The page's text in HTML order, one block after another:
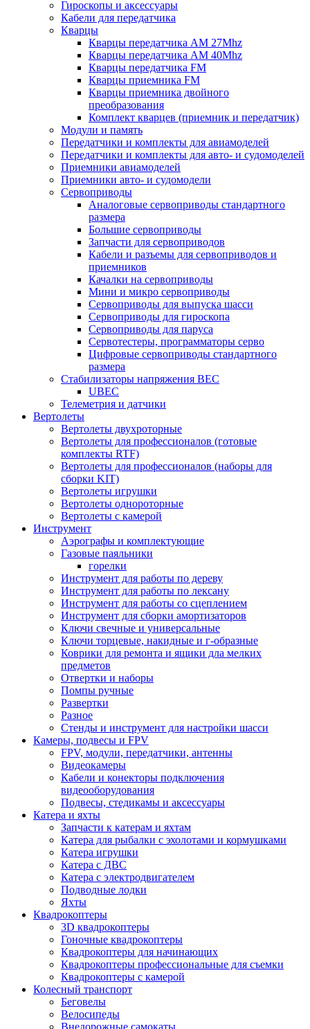
Гироскопы и аксессуары
Кабели для передатчика
Кварцы
Кварцы передатчика AM 27Mhz
Кварцы передатчика AM 40Mhz
Кварцы передатчика FM
Кварцы приемника FM
Кварцы приемника двойного
преобразования
Комплект кварцев (приемник и передатчик)
Модули и память
Передатчики и комплекты для авиамоделей
Передатчики и комплекты для авто- и судомоделей
Приемники авиамоделей
Приемники авто- и судомодели
Сервоприводы
Аналоговые сервоприводы стандартного
размера
Большие сервоприводы
Запчасти для сервоприводов
Кабели и разъемы для сервоприводов и
приемников
Качалки на сервоприводы
Мини и микро сервоприводы
Сервоприводы для выпуска шасси
Сервоприводы для гироскопа
Сервоприводы для паруса
Сервотестеры, программаторы серво
Цифровые сервоприводы стандартного
размера
Стабилизаторы напряжения BEC
UBEC
Телеметрия и датчики
Вертолеты
Вертолеты двухроторные
Вертолеты для профессионалов (готовые
комплекты RTF)
Вертолеты для профессионалов (наборы для
сборки KIT)
Вертолеты игрушки
Вертолеты однороторные
Вертолеты с камерой
Инструмент
Аэрографы и комплектующие
Газовые паяльники
горелки
Инструмент для работы по дереву
Инструмент для работы по лексану
Инструмент для работы со сцеплением
Инструмент для сборки амортизаторов
Ключи свечные и универсальные
Ключи торцевые, накидные и г-образные
Коврики для ремонта и ящики дла мелких
предметов
Отвертки и наборы
Помпы ручные
Развертки
Разное
Стенды и инструмент для настройки шасси
Камеры, подвесы и FPV
FPV, модули, передатчики, антенны
Видеокамеры
Кабели и конекторы подключения
видеооборудования
Подвесы, стедикамы и аксессуары
Катера и яхты
Запчасти к катерам и яхтам
Катера для рыбалки с эхолотами и кормушками
Катера игрушки
Катера с ДВС
Катера с электродвигателем
Подводные лодки
Яхты
Квадрокоптеры
3D квадрокоптеры
Гоночные квадрокоптеры
Квадрокоптеры для начинающих
Квадрокоптеры профессиональные для съемки
Квадрокоптеры с камерой
Колесный транспорт
Беговелы
Велосипеды
Внедорожные самокаты